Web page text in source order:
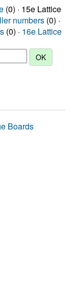
(0) · 15e Lattice
numbers (0) ·
(0) · 16e Lattice
Boards